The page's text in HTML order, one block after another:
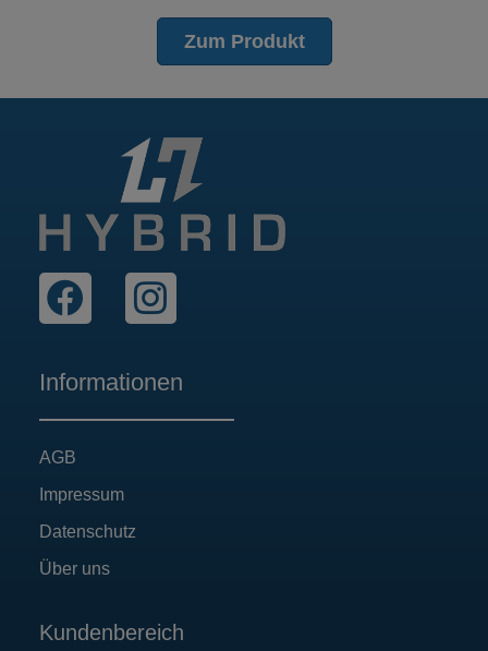
Zum Produkt
Informationen
AGB
Impressum
Datenschutz
Über uns
Kundenbereich